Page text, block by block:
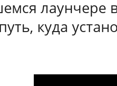
лаунчере
куда